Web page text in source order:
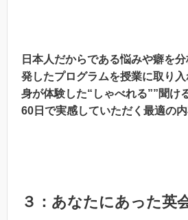
日本人だからである悩みや癖を
発したプログラムを授業に取り
身が体験した“しゃべれる””聞け
60日で実感していただく最適の内
３：あなたにあった英